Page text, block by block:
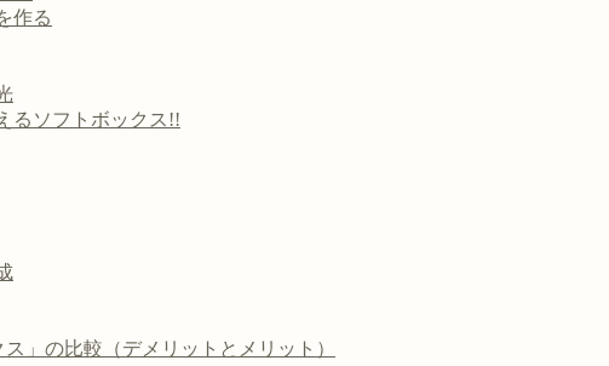
作る
るソフトボックス!!
」の比較（デメリットとメリット）